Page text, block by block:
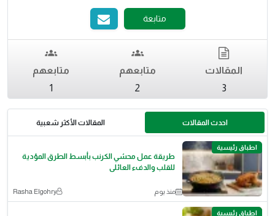
متابعة
المقالات
3
متابعهم
2
متابعهم
1
احدث المقالات المقالات الأكثر شعبية
اطباق رئيسية
طريقة عمل محشي الكرنب بأبسط الطرق المؤدية
للقلب والدفء العائلى
منذ يوم Rasha Elgohry
اطباق رئيسية